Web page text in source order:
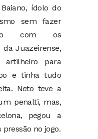
ídolo do
sem fazer
com os
Juazeirense,
artilheiro para
e tinha tudo
Neto teve a
penalti, mas,
pegou a
no jogo.